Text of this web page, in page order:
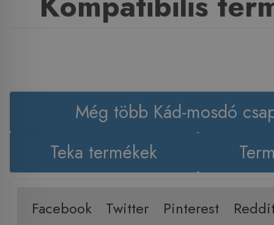
Még több Kád-mosdó
Teka termékek
Facebook Twitter Pinterest